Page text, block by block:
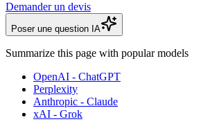
Demander un devis
Poser une question IA
Summarize this page with popular models
OpenAI - ChatGPT
Perplexity
Anthropic - Claude
xAI - Grok